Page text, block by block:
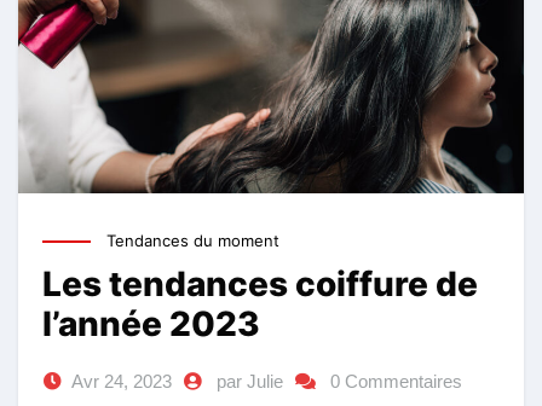
Tendances du moment
Les tendances coiffure de
l’année 2023
Avr 24, 2023 par Julie 0 Commentaires